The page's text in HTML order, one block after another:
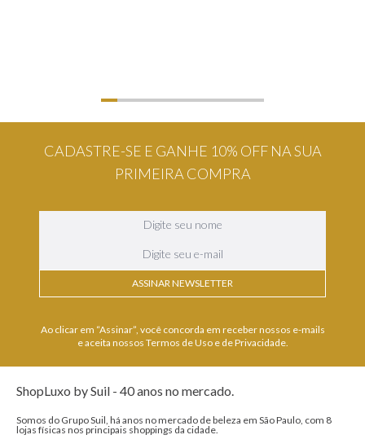
CADASTRE-SE E GANHE 10% OFF NA SUA
PRIMEIRA COMPRA
ASSINAR NEWSLETTER
Ao clicar em “Assinar”, você concorda em receber nossos e-mails
e aceita nossos Termos de Uso e de Privacidade.
ShopLuxo by Suil - 40 anos no mercado.
Somos do Grupo Suil, há anos no mercado de beleza em São Paulo, com 8
lojas físicas nos principais shoppings da cidade.